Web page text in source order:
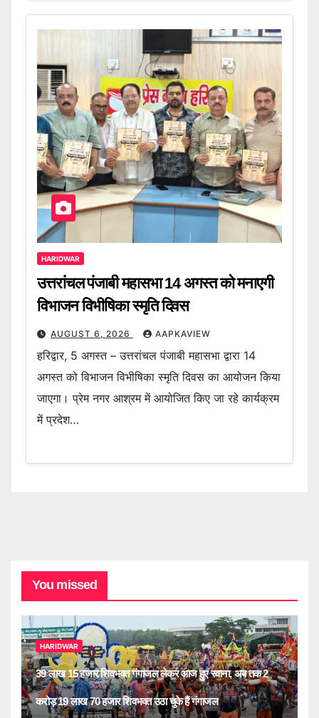
HARIDWAR
उत्तरांचल पंजाबी महासभा 14 अगस्त को मनाएगी
विभाजन विभीषिका स्मृति दिवस
AUGUST 6, 2026 AAPKAVIEW
हरिद्वार, 5 अगस्त – उत्तरांचल पंजाबी महासभा द्वारा 14
अगस्त को विभाजन विभीषिका स्मृति दिवस का आयोजन किया
जाएगा। प्रेम नगर आश्रम में आयोजित किए जा रहे कार्यक्रम
में प्रदेश…
You missed
HARIDWAR
39 लाख 15 हजार शिवभक्त गंगाजल लेकर आज हुए रवाना, अब तक 2
करोड़ 19 लाख 70 हजार शिवभक्त उठा चुके हैं गंगाजल